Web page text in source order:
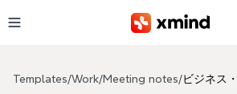
Templates/Work/Meeting notes/ビジネス